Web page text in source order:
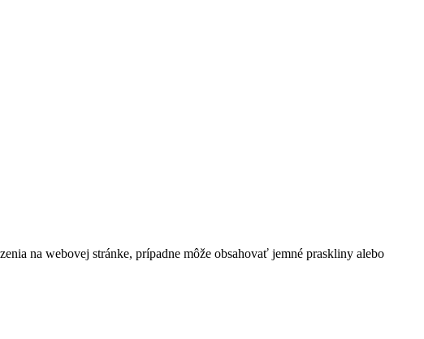
na webovej stránke, prípadne môže obsahovať jemné praskliny alebo